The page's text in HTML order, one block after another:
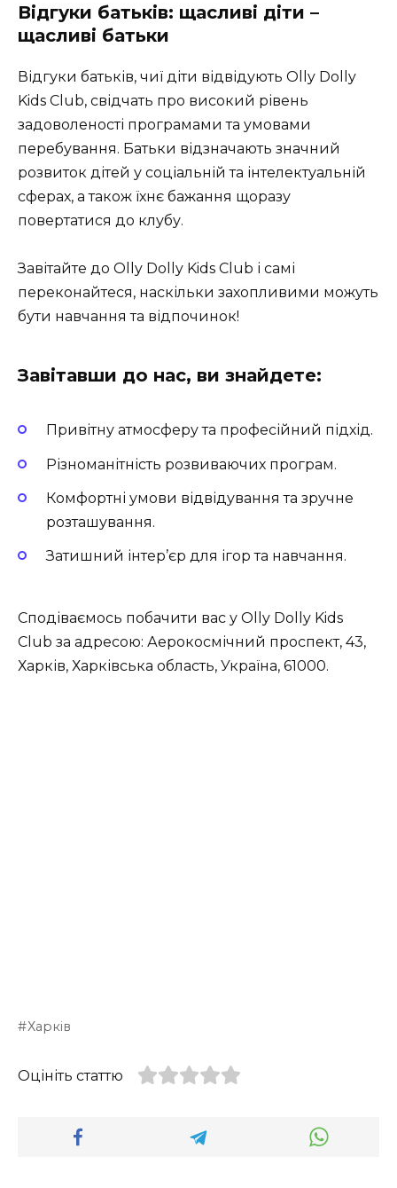
Відгуки батьків: щасливі діти –
щасливі батьки
Відгуки батьків, чиї діти відвідують Olly Dolly
Kids Club, свідчать про високий рівень
задоволеності програмами та умовами
перебування. Батьки відзначають значний
розвиток дітей у соціальній та інтелектуальній
сферах, а також їхнє бажання щоразу
повертатися до клубу.
Завітайте до Olly Dolly Kids Club і самі
переконайтеся, наскільки захопливими можуть
бути навчання та відпочинок!
Завітавши до нас, ви знайдете:
Привітну атмосферу та професійний підхід.
Різноманітність розвиваючих програм.
Комфортні умови відвідування та зручне
розташування.
Затишний інтер’єр для ігор та навчання.
Сподіваємось побачити вас у Olly Dolly Kids
Club за адресою: Аерокосмічний проспект, 43,
Харків, Харківська область, Україна, 61000.
Харків
Оцініть статтю